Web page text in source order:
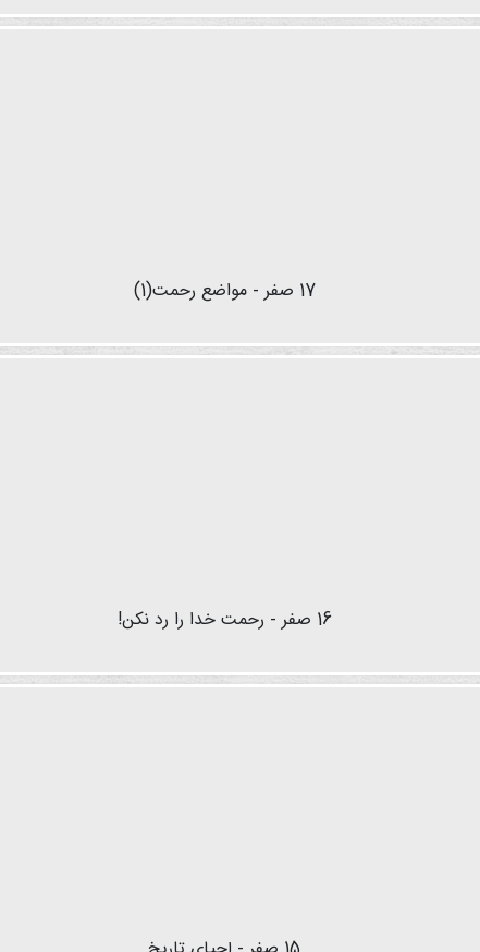
17 صفر - مواضع رحمت(1)
16 صفر - رحمت خدا را رد نکن!